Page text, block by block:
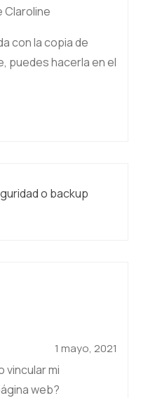
Claroline
con la copia de
puedes hacerla en el
o backup
1 mayo, 2021
vincular mi
web?